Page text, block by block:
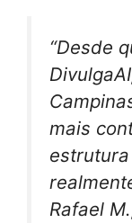
“Desde
mais
Rafael